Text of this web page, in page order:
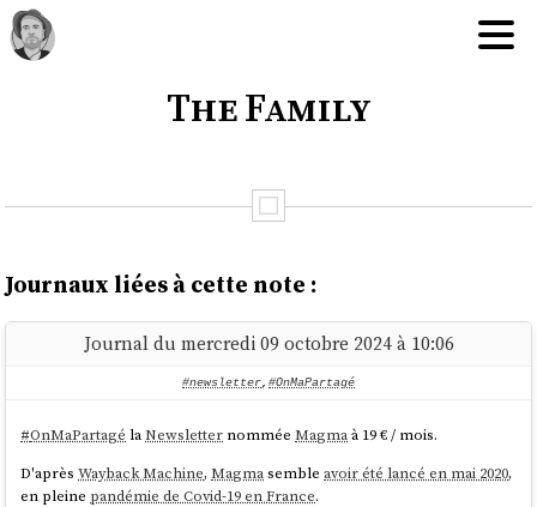
The Family
Journaux liées à cette note :
Journal du mercredi 09 octobre 2024 à 10:06
#newsletter, #OnMaPartagé
#OnMaPartagé laNewsletter nomméeMagmaà 19 € / mois.
D'aprèsWayback Machine,Magmasembleavoir été lancé en mai 2020,
en pleine pandémie de Covid-19 en France.